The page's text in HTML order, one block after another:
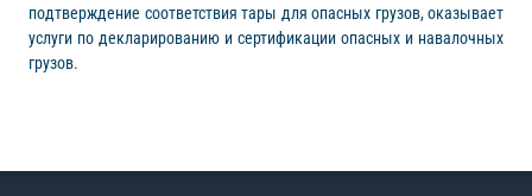
подтверждение соответствия тары для опасных грузов, оказывает
услуги по декларированию и сертификации опасных и навалочных
грузов.